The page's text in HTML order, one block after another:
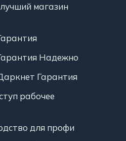
магазин
Надежно
Гарантия
рабочее
для профи